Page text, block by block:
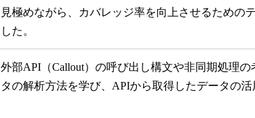
見極めながら、カバレッジ率を向上させるための
した。
外部API（Callout）の呼び出し構文や非同期処理
タの解析方法を学び、APIから取得したデータの